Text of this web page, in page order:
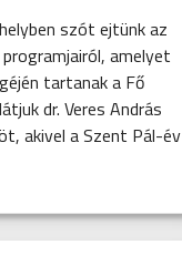
szót ejtünk az
amelyet
tartanak a Fő
dr. Veres András
akivel a Szent Pál-év